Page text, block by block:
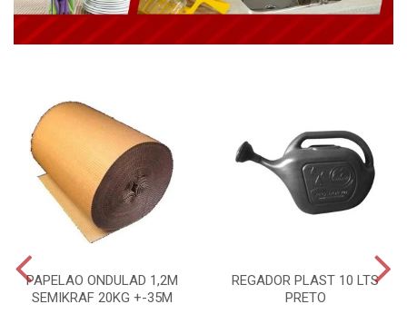
PAPELAO ONDULAD 1,2M
SEMIKRAF 20KG +-35M
REGADOR PLAST 10 LTS
PRETO